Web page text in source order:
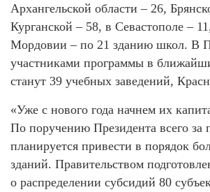
Архангельской области – 26,
Курганской – 58, в Севастополе –
Мордовии – по 21 зданию школ. В
участниками программы в
станут 39 учебных заведений,
«Уже с нового года начнем их
По поручению Президента всего за
планируется привести в порядок
зданий. Правительством
о распределении субсидий 80